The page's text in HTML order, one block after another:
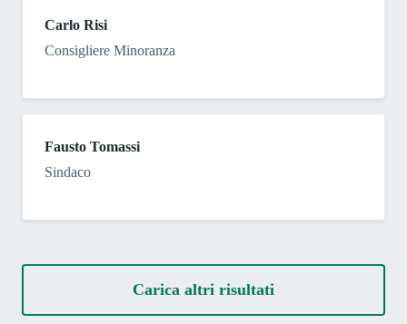
Carlo Risi
Consigliere Minoranza
Fausto Tomassi
Sindaco
Carica altri risultati